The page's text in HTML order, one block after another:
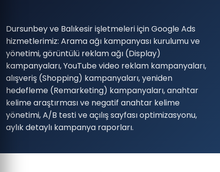
Dursunbey ve Balıkesir işletmeleri için Google Ads
hizmetlerimiz: Arama ağı kampanyası kurulumu ve
yönetimi, görüntülü reklam ağı (Display)
kampanyaları, YouTube video reklam kampanyaları,
alışveriş (Shopping) kampanyaları, yeniden
hedefleme (Remarketing) kampanyaları, anahtar
kelime araştırması ve negatif anahtar kelime
yönetimi, A/B testi ve açılış sayfası optimizasyonu,
aylık detaylı kampanya raporları.